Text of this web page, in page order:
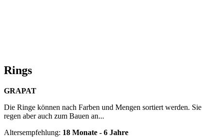
Rings
GRAPAT
Die Ringe können nach Farben und Mengen sortiert werden. Sie
regen aber auch zum Bauen an...
Altersempfehlung: 18 Monate - 6 Jahre